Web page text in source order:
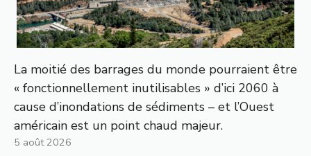
La moitié des barrages du monde pourraient être
« fonctionnellement inutilisables » d’ici 2060 à
cause d’inondations de sédiments – et l’Ouest
américain est un point chaud majeur.
5 août 2026